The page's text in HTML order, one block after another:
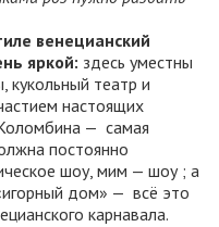
венецианский
яркой: здесь уместны
театр и
настоящих
— самая
постоянно
шоу, мим — шоу ; а
дом» — всё это
карнавала.